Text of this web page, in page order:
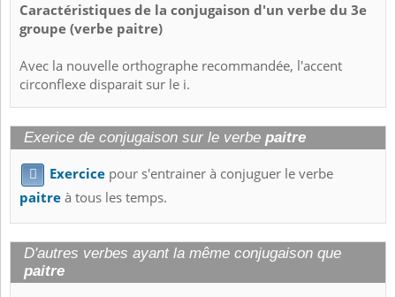
Caractéristiques de la conjugaison d'un verbe du 3e
groupe (verbe paitre)
Avec la nouvelle orthographe recommandée, l'accent
circonflexe disparait sur le i.
Exerice de conjugaison sur le verbe paitre
 Exercice pour s'entrainer à conjuguer le verbe
paitreà tous les temps.
D'autres verbes ayant la même conjugaison que
paitre